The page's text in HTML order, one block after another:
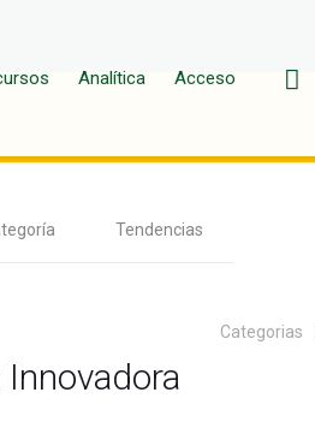
Analítica Acceso
Tendencias
Categorias